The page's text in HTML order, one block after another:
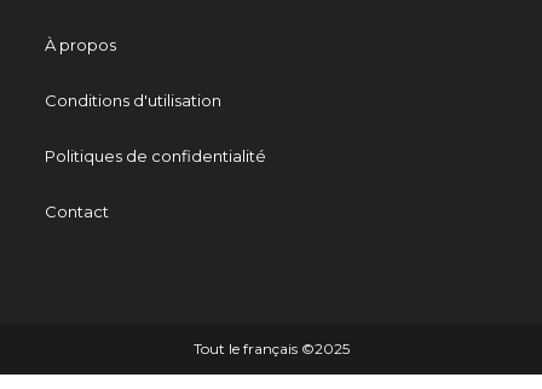
À propos
Conditions d'utilisation
Politiques de confidentialité
Contact
Tout le français ©️2025